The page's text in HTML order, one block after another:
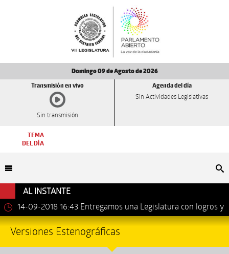
Domingo 09 de Agosto de 2026
Transmisión en vivo
Sin transmisión
Agenda del día
Sin Actividades Legislativas
TEMA
DEL DÍA
AL INSTANTE
14-09-2018 16:43 Entregamos una Legislatura con logros y
avances importantes: Dip. Leonel Luna Estrada.
Versiones Estenográficas